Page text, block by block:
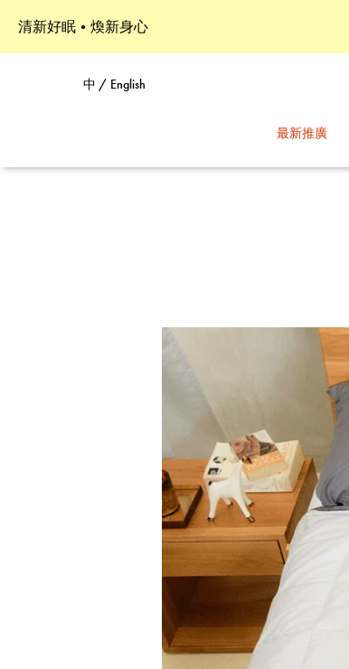
清新好眠•煥新身心
中 / English
最新推廣